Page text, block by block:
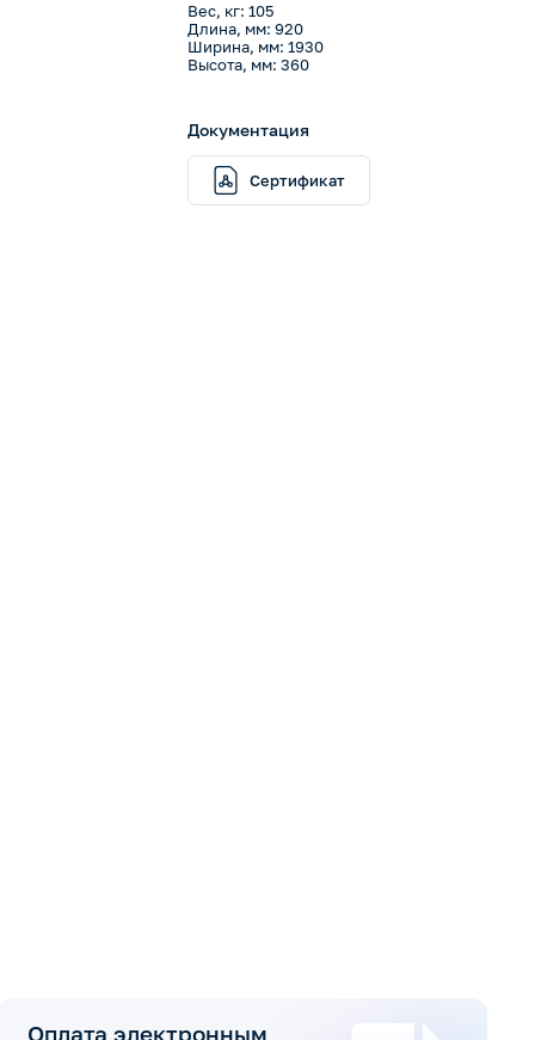
Вес, кг: 105
Длина, мм: 920
Ширина, мм: 1930
Высота, мм: 360
Документация
Сертификат
Оплата электронным